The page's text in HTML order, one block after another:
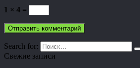
1 × 4 =
Search for:
Свежие записи